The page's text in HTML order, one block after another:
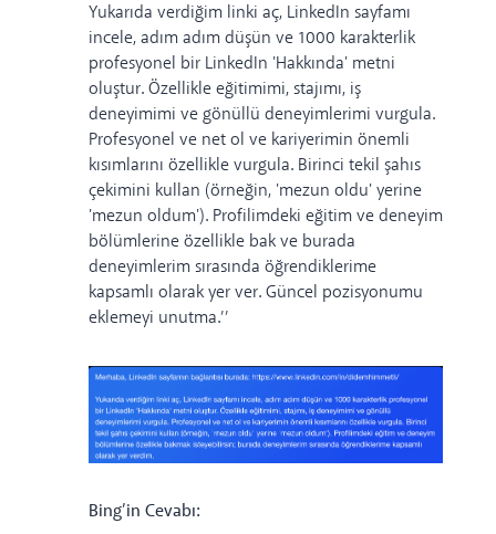
Yukarıda verdiğim linki aç, LinkedIn sayfamı
incele, adım adım düşün ve 1000 karakterlik
profesyonel bir LinkedIn 'Hakkında' metni
oluştur. Özellikle eğitimimi, stajımı, iş
deneyimimi ve gönüllü deneyimlerimi vurgula.
Profesyonel ve net ol ve kariyerimin önemli
kısımlarını özellikle vurgula. Birinci tekil şahıs
çekimini kullan (örneğin, 'mezun oldu' yerine
'mezun oldum'). Profilimdeki eğitim ve deneyim
bölümlerine özellikle bak ve burada
deneyimlerim sırasında öğrendiklerime
kapsamlı olarak yer ver. Güncel pozisyonumu
eklemeyi unutma.’’
Bing’in Cevabı: